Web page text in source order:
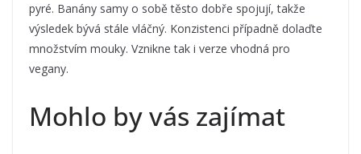
pyré. Banány samy o sobě těsto dobře spojují, takže
výsledek bývá stále vláčný. Konzistenci případně dolaďte
množstvím mouky. Vznikne tak i verze vhodná pro
vegany.
Mohlo by vás zajímat